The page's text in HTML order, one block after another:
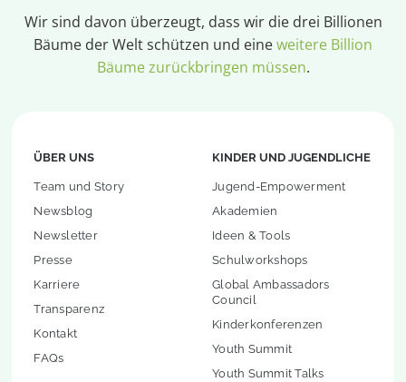
Wir sind davon überzeugt, dass wir die drei Billionen
Bäume der Welt schützen und eineweitere Billion
Bäume zurückbringen müssen.
ÜBER UNS
Team und Story
Newsblog
Newsletter
Presse
Karriere
Transparenz
Kontakt
FAQs
KINDER UND JUGENDLICHE
Jugend-Empowerment
Akademien
Ideen & Tools
Schulworkshops
Global Ambassadors
Council
Kinderkonferenzen
Youth Summit
Youth Summit Talks